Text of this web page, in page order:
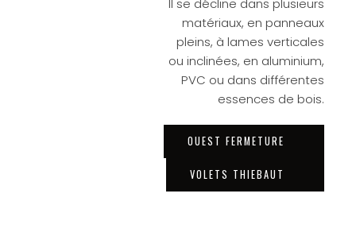
matériaux, en panneaux
pleins, à lames verticales
ou inclinées, en aluminium,
PVC ou dans différentes
essences de bois.
OUEST FERMETURE
VOLETS THIEBAUT